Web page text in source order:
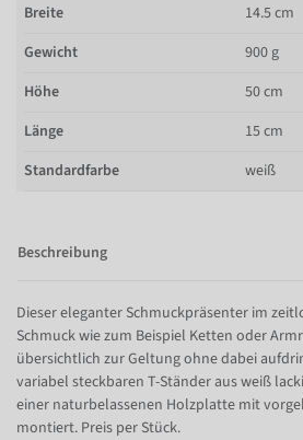
Breite
14.5 cm
Gewicht
900 g
Höhe
50 cm
Länge
15 cm
Standardfarbe
weiß
Beschreibung
Dieser eleganter Schmuckpräsenter im
Schmuck wie zum Beispiel Ketten oder
übersichtlich zur Geltung ohne dabei
variabel steckbaren T-Ständer aus weiß
einer naturbelassenen Holzplatte mit
montiert. Preis per Stück.